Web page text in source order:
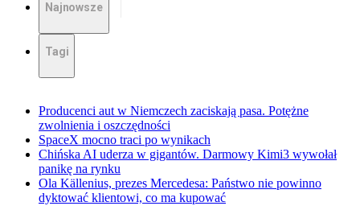
Najnowsze
Tagi
Producenci aut w Niemczech zaciskają pasa. Potężne
zwolnienia i oszczędności
SpaceX mocno traci po wynikach
Chińska AI uderza w gigantów. Darmowy Kimi3 wywołał
panikę na rynku
Ola Källenius, prezes Mercedesa: Państwo nie powinno
dyktować klientowi, co ma kupować